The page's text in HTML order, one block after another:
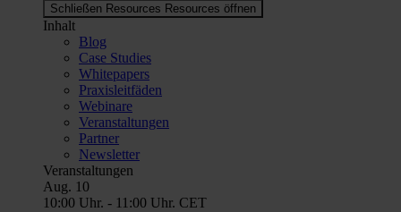
Schließen Resources Resources öffnen
Inhalt
Blog
Case Studies
Whitepapers
Praxisleitfäden
Webinare
Veranstaltungen
Partner
Newsletter
Veranstaltungen
Aug. 10
10:00 Uhr. - 11:00 Uhr. CET